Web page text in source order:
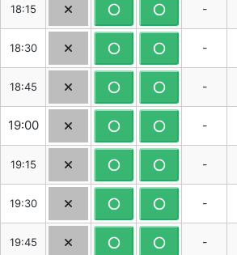
18:15 -
18:30 -
18:45 -
19:00 -
19:15 -
19:30 -
19:45 -